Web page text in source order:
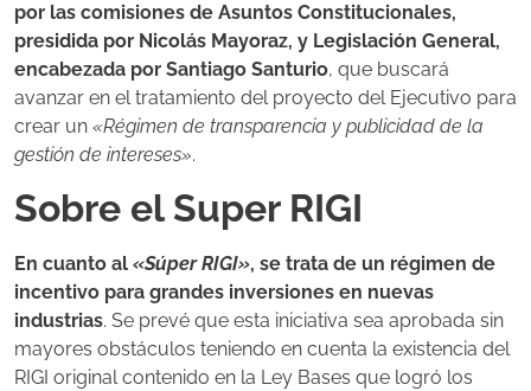
por las comisiones de Asuntos Constitucionales,
presidida por Nicolás Mayoraz, y Legislación General,
encabezada por Santiago Santurio, que buscará
avanzar en el tratamiento del proyecto del Ejecutivo para
crear un «Régimen de transparencia y publicidad de la
gestión de intereses».
Sobre el Super RIGI
En cuanto al «Súper RIGI», se trata de un régimen de
incentivo para grandes inversiones en nuevas
industrias. Se prevé que esta iniciativa sea aprobada sin
mayores obstáculos teniendo en cuenta la existencia del
RIGI original contenido en la Ley Bases que logró los